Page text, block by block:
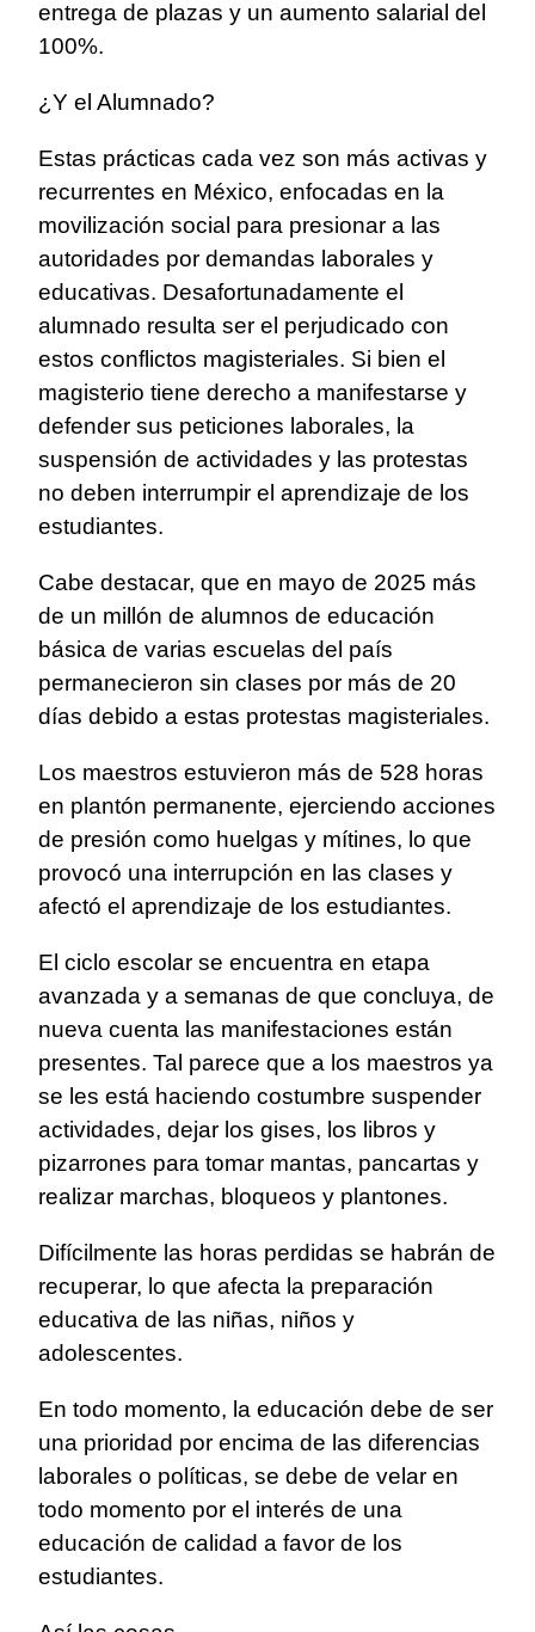
entrega de plazas y un aumento salarial del
100%.
¿Y el Alumnado?
Estas prácticas cada vez son más activas y
recurrentes en México, enfocadas en la
movilización social para presionar a las
autoridades por demandas laborales y
educativas. Desafortunadamente el
alumnado resulta ser el perjudicado con
estos conflictos magisteriales. Si bien el
magisterio tiene derecho a manifestarse y
defender sus peticiones laborales, la
suspensión de actividades y las protestas
no deben interrumpir el aprendizaje de los
estudiantes.
Cabe destacar, que en mayo de 2025 más
de un millón de alumnos de educación
básica de varias escuelas del país
permanecieron sin clases por más de 20
días debido a estas protestas magisteriales.
Los maestros estuvieron más de 528 horas
en plantón permanente, ejerciendo acciones
de presión como huelgas y mítines, lo que
provocó una interrupción en las clases y
afectó el aprendizaje de los estudiantes.
El ciclo escolar se encuentra en etapa
avanzada y a semanas de que concluya, de
nueva cuenta las manifestaciones están
presentes. Tal parece que a los maestros ya
se les está haciendo costumbre suspender
actividades, dejar los gises, los libros y
pizarrones para tomar mantas, pancartas y
realizar marchas, bloqueos y plantones.
Difícilmente las horas perdidas se habrán de
recuperar, lo que afecta la preparación
educativa de las niñas, niños y
adolescentes.
En todo momento, la educación debe de ser
una prioridad por encima de las diferencias
laborales o políticas, se debe de velar en
todo momento por el interés de una
educación de calidad a favor de los
estudiantes.